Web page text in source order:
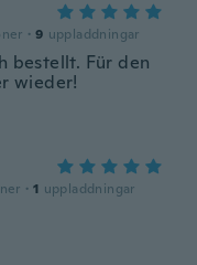
· 9 uppladdningar
bestellt. Für den
wieder!
· 1 uppladdningar